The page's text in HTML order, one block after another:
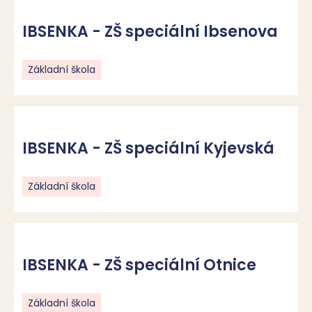
IBSENKA - ZŠ speciální Ibsenova
Základní škola
IBSENKA - ZŠ speciální Kyjevská
Základní škola
IBSENKA - ZŠ speciální Otnice
Základní škola